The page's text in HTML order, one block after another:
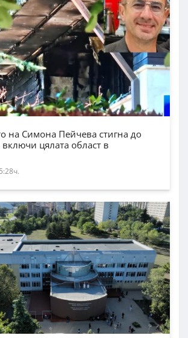
на Симона Пейчева стигна до
цялата област в